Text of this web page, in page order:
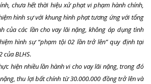
chưa hết thời hiệu xử phạt vi phạm hành chính,
hình sự với khung hình phạt tương ứng với tổng
của các lần cho vay lãi nặng, không áp dụng tình
hình sự “phạm tội 02 lần trở lên” quy định tại
của BLHS.
hiện nhiều lần hành vi cho vay lãi nặng, trong đó
thu lợi bất chính từ 30.000.000 đồng trở lên và